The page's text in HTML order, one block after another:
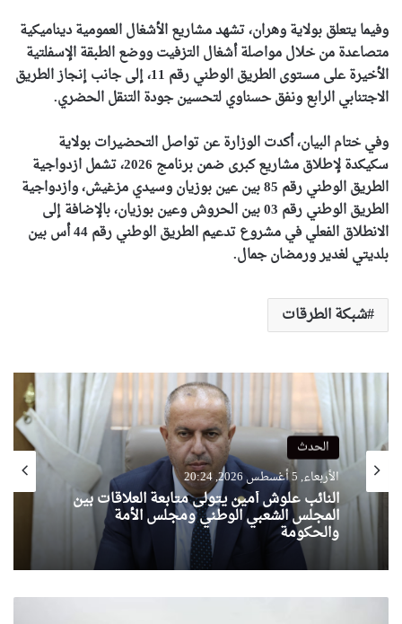
وفيما يتعلق بولاية وهران، تشهد مشاريع الأشغال العمومية ديناميكية
متصاعدة من خلال مواصلة أشغال التزفيت ووضع الطبقة الإسفلتية
الأخيرة على مستوى الطريق الوطني رقم 11، إلى جانب إنجاز الطريق
الاجتنابي الرابع ونفق حسناوي لتحسين جودة التنقل الحضري.
وفي ختام البيان، أكدت الوزارة عن تواصل التحضيرات بولاية
سكيكدة لإطلاق مشاريع كبرى ضمن برنامج 2026، تشمل ازدواجية
الطريق الوطني رقم 85 بين عين بوزيان وسيدي مزغيش، وازدواجية
الطريق الوطني رقم 03 بين الحروش وعين بوزيان، بالإضافة إلى
الانطلاق الفعلي في مشروع تدعيم الطريق الوطني رقم 44 أس بين
بلديتي لغدير ورمضان جمال.
شبكة الطرقات
الحدث
الأربعاء, 5 أغسطس 2026, 20:24
النائب علوش أمين يتولى متابعة العلاقات بين
المجلس الشعبي الوطني ومجلس الأمة
والحكومة
انتشال